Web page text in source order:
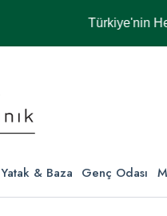
Türkiye'nin Her Yerine
Yatak & Baza Genç Odası